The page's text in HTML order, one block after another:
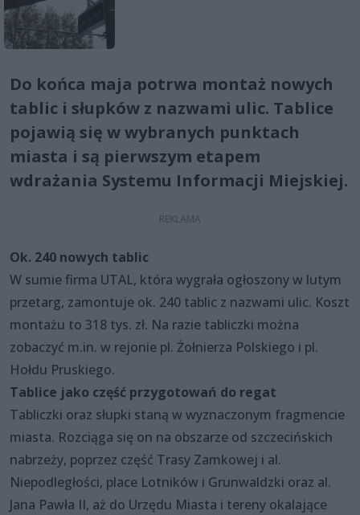
Do końca maja potrwa montaż nowych
tablic i słupków z nazwami ulic. Tablice
pojawią się w wybranych punktach
miasta i są pierwszym etapem
wdrażania Systemu Informacji Miejskiej.
Ok. 240 nowych tablic
W sumie firma UTAL, która wygrała ogłoszony w lutym
przetarg, zamontuje ok. 240 tablic z nazwami ulic. Koszt
montażu to 318 tys. zł. Na razie tabliczki można
zobaczyć m.in. w rejonie pl. Żołnierza Polskiego i pl.
Hołdu Pruskiego.
Tablice jako część przygotowań do regat
Tabliczki oraz słupki staną w wyznaczonym fragmencie
miasta. Rozciąga się on na obszarze od szczecińskich
nabrzeży, poprzez część Trasy Zamkowej i al.
Niepodległości, place Lotników i Grunwaldzki oraz al.
Jana Pawła II, aż do Urzędu Miasta i tereny okalające